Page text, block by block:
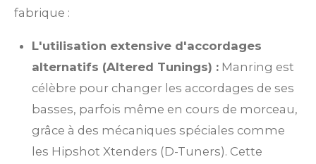
fabrique :
L'utilisation extensive d'accordages
alternatifs (Altered Tunings) : Manring est
célèbre pour changer les accordages de ses
basses, parfois même en cours de morceau,
grâce à des mécaniques spéciales comme
les Hipshot Xtenders (D-Tuners). Cette